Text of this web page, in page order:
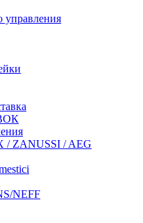
управления
/ ZANUSSI / AEG
NEFF